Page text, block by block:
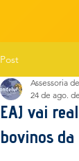
Post
EAJ vai
bovinos
Assessoria
24 de ago.